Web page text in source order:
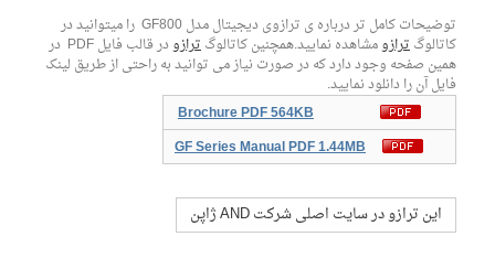
توضیحات کامل تر درباره ی ترازوی دیجیتال مدل GF800 را میتوانید در
کاتالوگترازومشاهده نمایید.همچنین کاتالوگترازو
در قالب فایل PDF در
همین صفحه وجود دارد که در صورت نیاز می توانید به راحتی از طریق لینک
فایل آن را دانلود نمایید.
Brochure PDF 564KB
GF Series Manual PDF 1.44MB
این ترازو در سایت اصلی شرکت AND ژاپن